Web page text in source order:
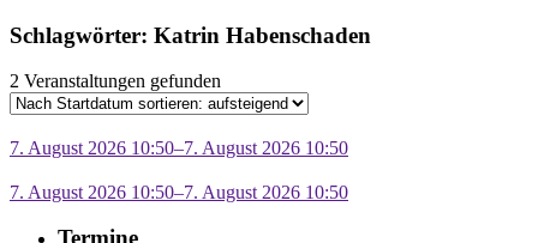
Schlagwörter: Katrin Habenschaden
2 Veranstaltungen gefunden
7. August 2026 10:50–7. August 2026 10:50
7. August 2026 10:50–7. August 2026 10:50